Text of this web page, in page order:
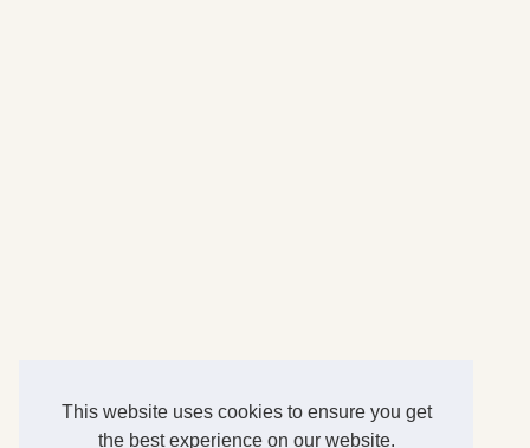
This website uses cookies to ensure you get
the best experience on our website.